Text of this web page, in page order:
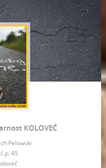
KOLOVEČ
Pelowski
45